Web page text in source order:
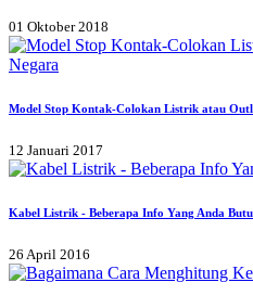
01 Oktober 2018
Model Stop Kontak-Colokan Listrik atau
12 Januari 2017
Kabel Listrik - Beberapa Info Yang Anda
26 April 2016